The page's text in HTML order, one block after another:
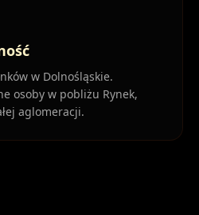
w Dolnośląskie.
osoby w pobliżu Rynek,
aglomeracji.